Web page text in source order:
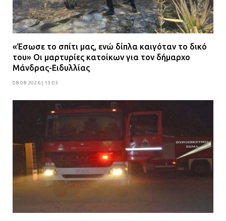
«Έσωσε το σπίτι μας, ενώ δίπλα καιγόταν το δικό
του» Οι μαρτυρίες κατοίκων για τον δήμαρχο
Μάνδρας-Ειδυλλίας
08.08.2026 | 13:03